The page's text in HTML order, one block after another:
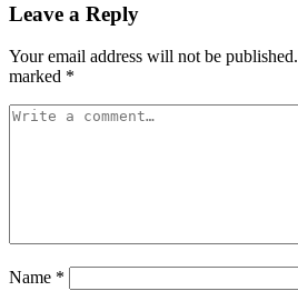
Leave a Reply
Your email address will not be published.
marked *
Name *